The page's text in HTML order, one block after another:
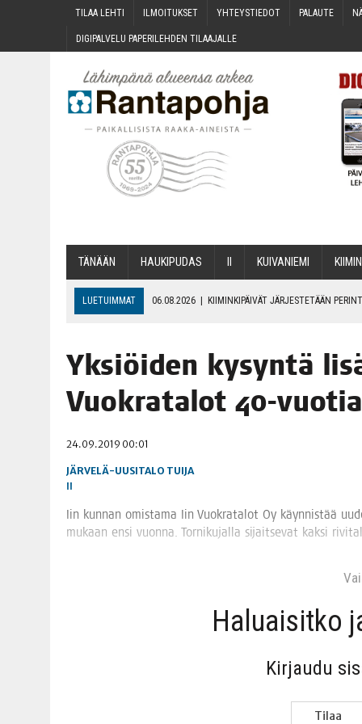
TILAA LEH­TI ILMOI­TUK­SET YHTEYS­TIE­DOT PALAU­TE
DIGI­PAL­VE­LU PAPE­RI­LEH­DEN TILAAJALLE
TÄNÄÄN HAU­KI­PU­DAS KUI­VA­NIE­MI
LUETUIMMAT 06.08.2026 | KII­MIN­KI­PÄI­VÄT JÄR­JES­TE­TÄÄN
06.08.2026 | MAKA­RO­NI­LAA­TI­KOL­LA ARKEEN
OPIN­TOI­HIN KAN­SA­LAIS­OPIS­TOS­SA VOI SAA­DA
08.08.2026 | MENO­VINK­KE­JÄ LOP­PU­KE­SÄN TAPAHTUMIIN
Yksiöi­den kysyn­tä
Vuo­kra­ta­lot 40-
24.09.2019 00:01
JÄRVELÄ-UUSITALO TUIJA
II
Iin kun­nan omis­ta­ma Iin Vuo­kra­ta­lot Oy käyn­nis­tää
mukaan ensi vuon­na. Tor­ni­ku­jal­la sijait­se­vat kak­si
Haluai­sit­ko
Kir­jau­du
Tilaa